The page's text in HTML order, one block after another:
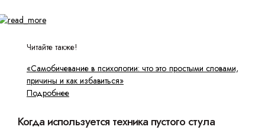
Читайте также!
«Самобичевание в психологии: что это простыми словами,
причины и как избавиться»
Подробнее
Когда используется техника пустого стула